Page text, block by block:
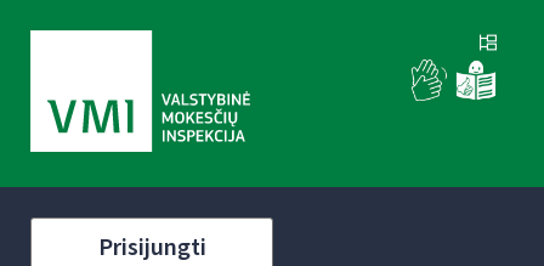
Prisijungti